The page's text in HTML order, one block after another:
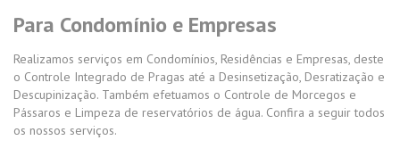
Para Condomínio e Empresas
Realizamos serviços em Condomínios, Residências e Empresas, deste
o Controle Integrado de Pragas até a Desinsetização, Desratização e
Descupinização. Também efetuamos o Controle de Morcegos e
Pássaros e Limpeza de reservatórios de água. Confira a seguir todos
os nossos serviços.